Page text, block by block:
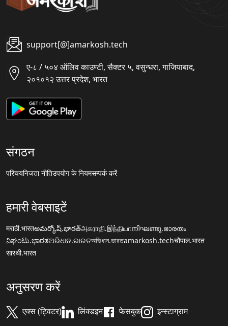
support[@]amarkosh.tech
ए-८ / ५०४ ऑलिव काउण्टी, सैक्टर ५, वसुन्धरा, गाजियाबाद,
२०१०१२ उत्तर प्रदेश, भारत
संगठन
परिचयनिजता नीतिउपयोग के नियमसम्पर्क करें
हमारी वेबसाइटें
मराठी.भारतఅమర్కోష్.భారత్அகராதி.இந்தியாനിഘണ്ടു.ഭാരതം
ನಿಘಂಟು.ಭಾರತଅଭିଧାନ.ଭାରତঅভিধান.ভারতamarkosh.techचौपाल.भारत
सारथी.भारत
अनुसरण करें
एक्स (ट्विटर) लिंक्डइन फेसबुक इन्स्टाग्राम